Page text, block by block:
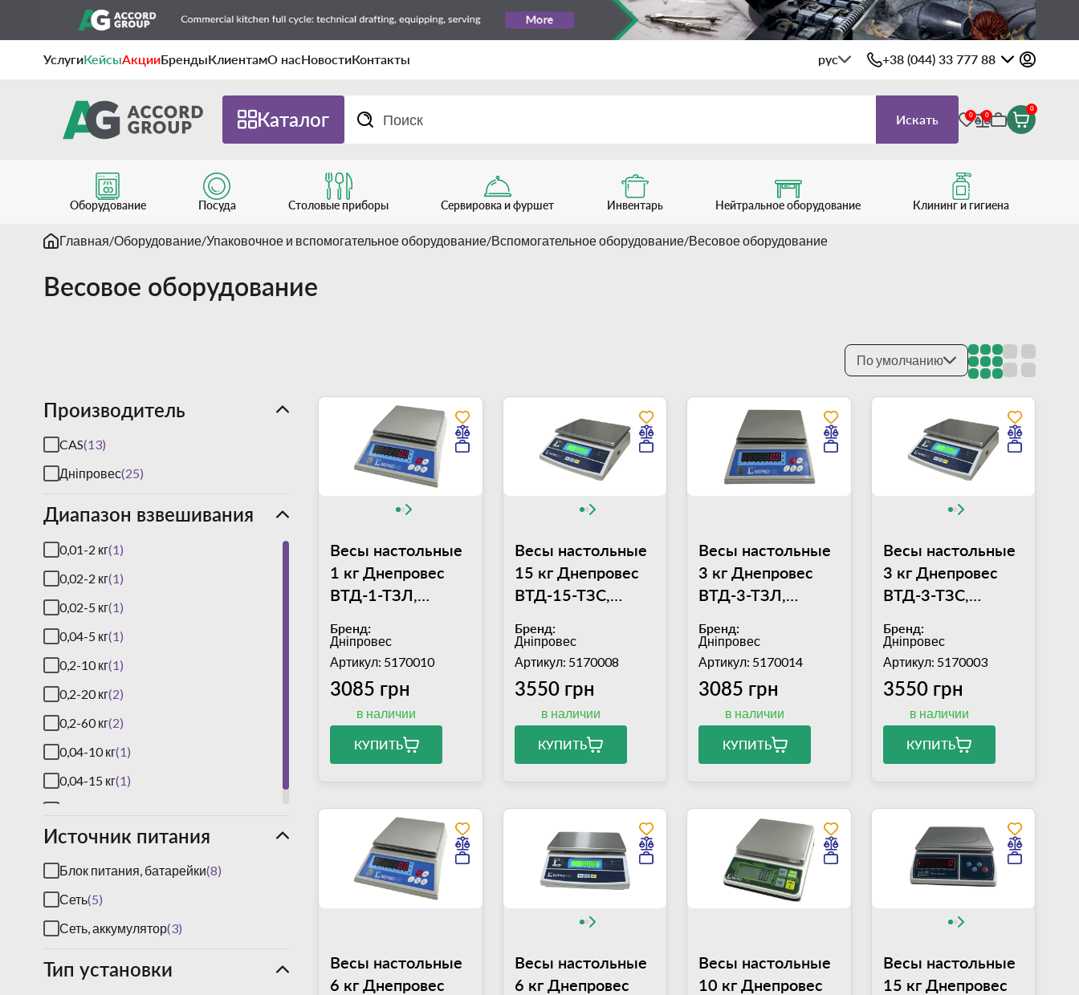
УслугиКейсыАкцииБрендыКлиентамО насНовостиКонтакты рус +38 (044) 33 777 88
Каталог Искать 0 0
0
Оборудование Посуда Столовые приборы Сервировка и фуршет Инвентарь Нейтральное оборудование Клининг и гигиена
Главная Оборудование Упаковочное и вспомогательное оборудование Вспомогательное оборудование Весовое оборудование
Весовое оборудование
По умолчанию
Производитель
CAS(13)
Дніпровес(25)
Диапазон взвешивания
0,01-2 кг(1)
0,02-2 кг(1)
0,02-5 кг(1)
0,04-5 кг(1)
0,2-10 кг(1)
0,2-20 кг(2)
0,2-60 кг(2)
0,04-10 кг(1)
0,04-15 кг(1)
Источник питания
Блок питания, батарейки(8)
Сеть(5)
Сеть, аккумулятор(3)
Тип установки
Весы настольные
1 кг Днепровес
ВТД-1-ТЗЛ,
176х176 мм,
погрешность 0,1 г
Бренд:
Дніпровес
Артикул: 5170010
3085 грн
в наличии
КУПИТЬ
Весы настольные
15 кг Днепровес
ВТД-15-ТЗС,
245х195 мм,
погрешность 5 г
Бренд:
Дніпровес
Артикул: 5170008
3550 грн
в наличии
КУПИТЬ
Весы настольные
3 кг Днепровес
ВТД-3-ТЗЛ,
176х176 мм,
погрешность 0,5 г
Бренд:
Дніпровес
Артикул: 5170014
3085 грн
в наличии
КУПИТЬ
Весы настольные
3 кг Днепровес
ВТД-3-ТЗС,
245х195 мм,
погрешность 1 г
Бренд:
Дніпровес
Артикул: 5170003
3550 грн
в наличии
КУПИТЬ
Весы настольные
6 кг Днепровес
Весы настольные
6 кг Днепровес
Весы настольные
10 кг Днепровес
Весы настольные
15 кг Днепровес